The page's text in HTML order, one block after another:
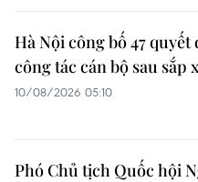
Hà Nội công bố 47 quyết
công tác cán bộ sau sắp
10/08/2026 05:10
Phó Chủ tịch Quốc hội